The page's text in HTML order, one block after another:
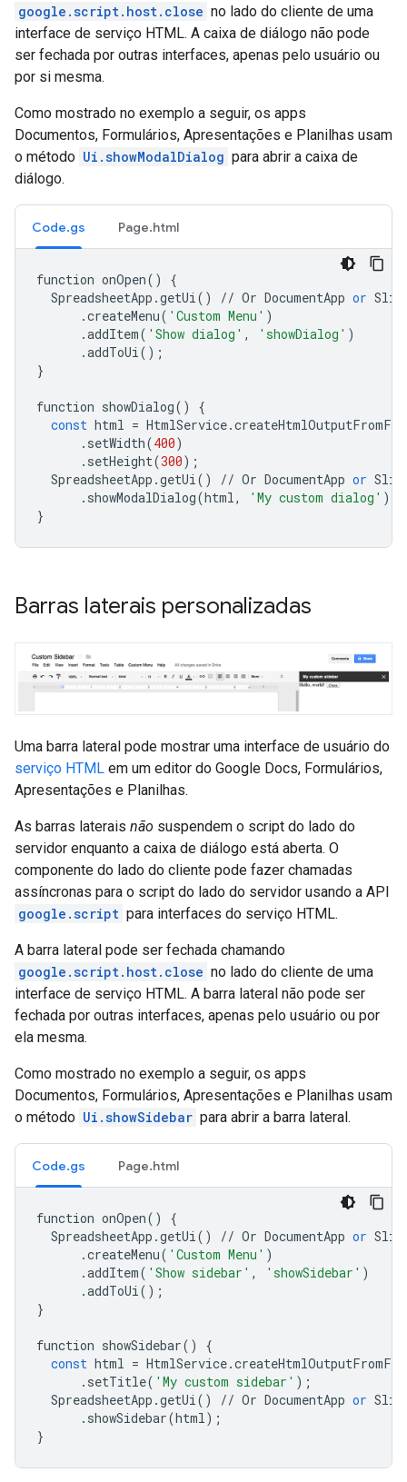
google.script.host.close no lado do cliente de uma
interface de serviço HTML. A caixa de diálogo não pode
ser fechada por outras interfaces, apenas pelo usuário ou
por si mesma.
Como mostrado no exemplo a seguir, os apps
Documentos, Formulários, Apresentações e Planilhas usam
o método Ui.showModalDialog para abrir a caixa de
diálogo.
Code.gs Page.html
function onOpen()
{
SpreadsheetApp .getUi() // Or DocumentApp or
.createMenu( 'Custom Menu' )
.addItem( 'Show dialog' , 'showDialog' )
.addToUi();
}
function showDialog()
{
const html = HtmlService.
. setWidth(400)
. setHeight(300);
SpreadsheetApp .getUi() // Or DocumentApp or
. showModalDialog(html, 'My custom dialog' );
}
Barras laterais personalizadas
Uma barra lateral pode mostrar uma interface de usuário do
serviço HTML em um editor do Google Docs, Formulários,
Apresentações e Planilhas.
As barras laterais não suspendem o script do lado do
servidor enquanto a caixa de diálogo está aberta. O
componente do lado do cliente pode fazer chamadas
assíncronas para o script do lado do servidor usando a API
google.script para interfaces do serviço HTML.
A barra lateral pode ser fechada chamando
google.script.host.close no lado do cliente de uma
interface de serviço HTML. A barra lateral não pode ser
fechada por outras interfaces, apenas pelo usuário ou por
ela mesma.
Como mostrado no exemplo a seguir, os apps
Documentos, Formulários, Apresentações e Planilhas usam
o método Ui.showSidebar para abrir a barra lateral.
Code.gs Page.html
function onOpen()
{
SpreadsheetApp .getUi() // Or DocumentApp or
.createMenu( 'Custom Menu' )
.addItem( 'Show sidebar' , 'showSidebar' )
.addToUi();
}
function showSidebar()
{
const html = HtmlService.
. setTitle( 'My custom sidebar' );
SpreadsheetApp .getUi() // Or DocumentApp or
. showSidebar(html);
}